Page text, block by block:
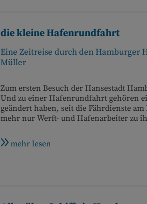
die kleine Hafenrundfahrt
Eine Zeitreise durch den Hamburger
Müller
Zum ersten Besuch der Hansestadt
Und zu einer Hafenrundfahrt gehören
geändert haben, seit die Fährdienste
mehr nur Werft- und Hafenarbeiter zu
mehr lesen